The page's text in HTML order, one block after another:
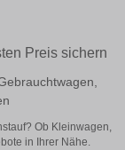
Preis sichern
Ob Kleinwagen,
in Ihrer Nähe.